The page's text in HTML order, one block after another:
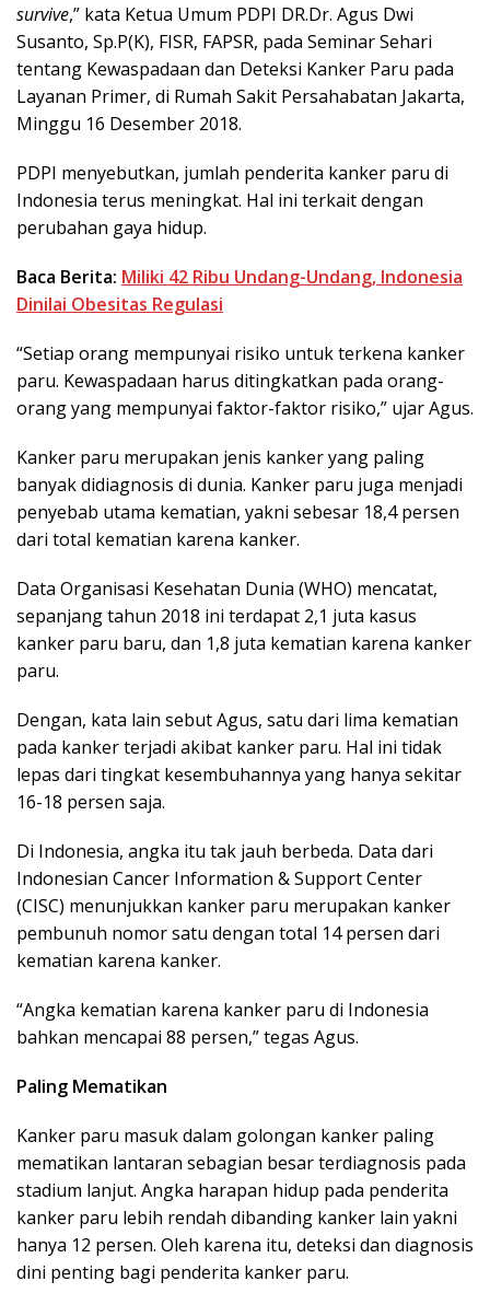
survive,” kata Ketua Umum PDPI DR.Dr. Agus Dwi
Susanto, Sp.P(K), FISR, FAPSR, pada Seminar Sehari
tentang Kewaspadaan dan Deteksi Kanker Paru pada
Layanan Primer, di Rumah Sakit Persahabatan Jakarta,
Minggu 16 Desember 2018.
PDPI menyebutkan, jumlah penderita kanker paru di
Indonesia terus meningkat. Hal ini terkait dengan
perubahan gaya hidup.
Baca Berita: Miliki 42 Ribu Undang-Undang, Indonesia
Dinilai Obesitas Regulasi
“Setiap orang mempunyai risiko untuk terkena kanker
paru. Kewaspadaan harus ditingkatkan pada orang-
orang yang mempunyai faktor-faktor risiko,” ujar Agus.
Kanker paru merupakan jenis kanker yang paling
banyak didiagnosis di dunia. Kanker paru juga menjadi
penyebab utama kematian, yakni sebesar 18,4 persen
dari total kematian karena kanker.
Data Organisasi Kesehatan Dunia (WHO) mencatat,
sepanjang tahun 2018 ini terdapat 2,1 juta kasus
kanker paru baru, dan 1,8 juta kematian karena kanker
paru.
Dengan, kata lain sebut Agus, satu dari lima kematian
pada kanker terjadi akibat kanker paru. Hal ini tidak
lepas dari tingkat kesembuhannya yang hanya sekitar
16-18 persen saja.
Di Indonesia, angka itu tak jauh berbeda. Data dari
Indonesian Cancer Information & Support Center
(CISC) menunjukkan kanker paru merupakan kanker
pembunuh nomor satu dengan total 14 persen dari
kematian karena kanker.
“Angka kematian karena kanker paru di Indonesia
bahkan mencapai 88 persen,” tegas Agus.
Paling Mematikan
Kanker paru masuk dalam golongan kanker paling
mematikan lantaran sebagian besar terdiagnosis pada
stadium lanjut. Angka harapan hidup pada penderita
kanker paru lebih rendah dibanding kanker lain yakni
hanya 12 persen. Oleh karena itu, deteksi dan diagnosis
dini penting bagi penderita kanker paru.